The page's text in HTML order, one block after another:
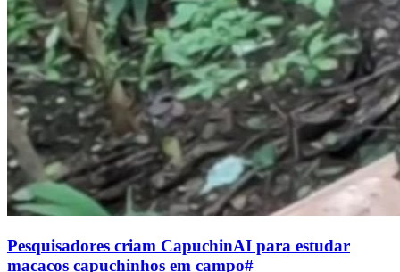
Pesquisadores criam CapuchinAI para estudar
macacos capuchinhos em campo#